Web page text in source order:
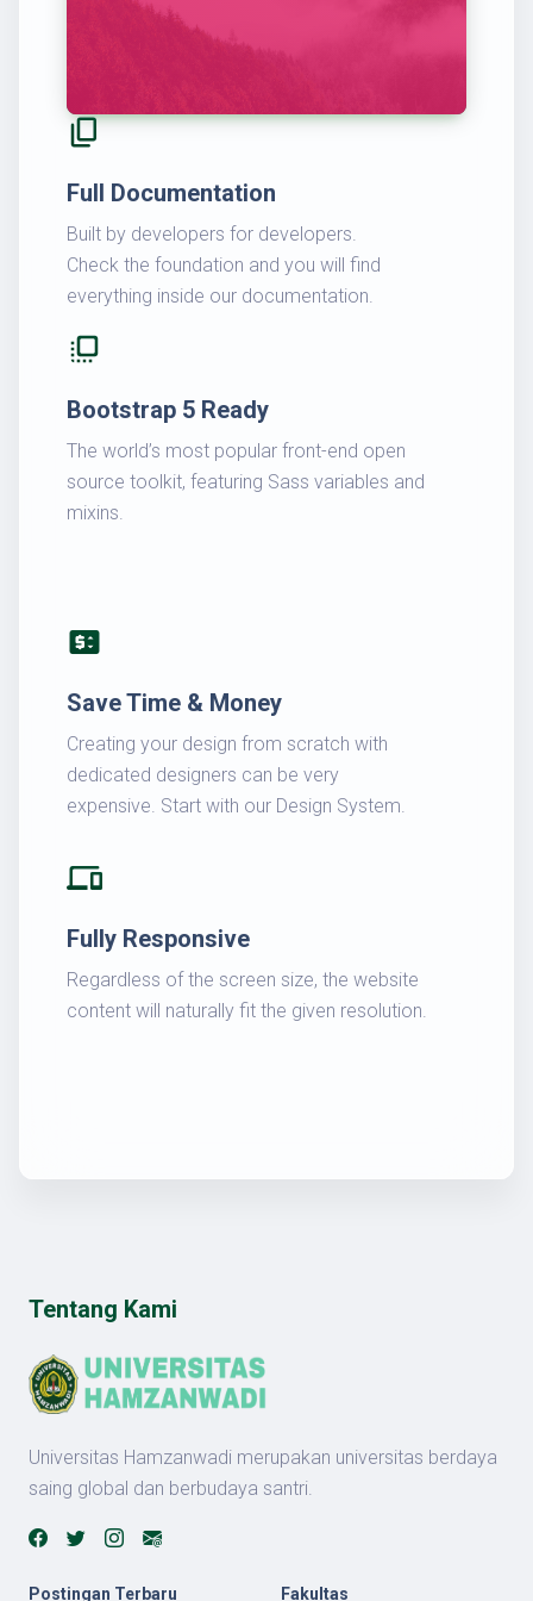
content_copy
Full Documentation
Built by developers for developers.
Check the foundation and you will find
everything inside our documentation.
flip_to_front
Bootstrap 5 Ready
The world’s most popular front-end open
source toolkit, featuring Sass variables and
mixins.
price_change
Save Time & Money
Creating your design from scratch with
dedicated designers can be very
expensive. Start with our Design System.
devices
Fully Responsive
Regardless of the screen size, the website
content will naturally fit the given resolution.
Tentang Kami
Universitas Hamzanwadi merupakan universitas berdaya
saing global dan berbudaya santri.
Postingan Terbaru Fakultas